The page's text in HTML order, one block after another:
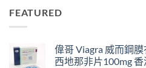
FEATURED
偉哥 Viagra 威而鋼
西地那非片100mg